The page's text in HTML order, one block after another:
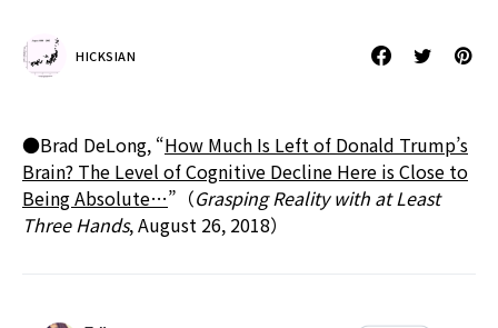
HICKSIAN
●Brad DeLong, “How Much Is Left of Donald Trump’s
Brain? The Level of Cognitive Decline Here is Close to
Being Absolute…”（Grasping Reality with at Least
Three Hands, August 26, 2018）